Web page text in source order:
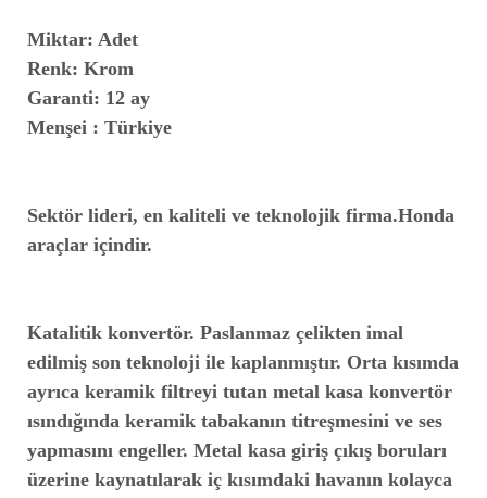
Miktar: Adet
Renk: Krom
Garanti: 12 ay
Menşei : Türkiye
Sektör lideri, en kaliteli ve teknolojik firma.Honda
araçlar içindir.
Katalitik konvertör. Paslanmaz çelikten imal
edilmiş son teknoloji ile kaplanmıştır. Orta kısımda
ayrıca keramik filtreyi tutan metal kasa konvertör
ısındığında keramik tabakanın titreşmesini ve ses
yapmasını engeller. Metal kasa giriş çıkış boruları
üzerine kaynatılarak iç kısımdaki havanın kolayca